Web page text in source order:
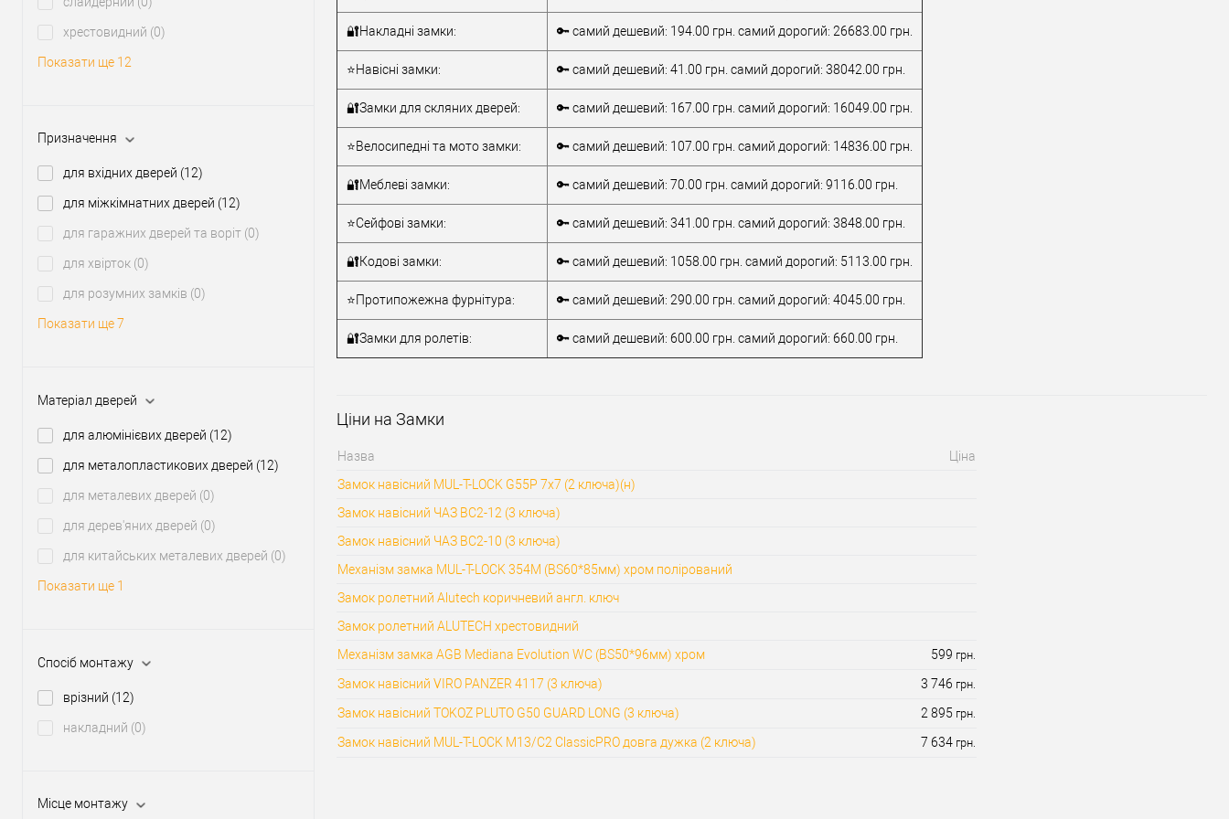
хрестовидний (0)
Показати ще 12
Призначення
для вхідних дверей (12)
для міжкімнатних дверей (12)
для гаражних дверей та воріт (0)
для хвірток (0)
для розумних замків (0)
Показати ще 7
Матеріал дверей
для алюмінієвих дверей (12)
для металопластикових дверей (12)
для металевих дверей (0)
для дерев'яних дверей (0)
для китайських металевих дверей (0)
Показати ще 1
Спосіб монтажу
врізний (12)
накладний (0)
Місце монтажу
Виробник
VHS
Тип товару
Матеріал дверей
для
дверей /для
алюмінієвих
дверей
Країна виробник
Туреччина
Міжосьова
відстань
Виробник
VHS
Тип товару
Врізний замок
Матеріал дверей
для
металопластикових
дверей /для
алюмінієвих
дверей
Країна виробник
Туреччина
Міжосьова
відстань
85 мм
Виробник
Тип товару
Врізний замок
Матеріал дверей
металопластикових
дверей
Країна виробник
Міжосьова
відстань
🔐Накладні замки: 🔑 самий дешевий: 194.00 грн. самий дорогий: 26683.00 грн.
⭐Навісні замки: 🔑 самий дешевий: 41.00 грн. самий дорогий: 38042.00 грн.
🔐Замки для скляних дверей: 🔑 самий дешевий: 167.00 грн. самий дорогий: 16049.00 грн.
⭐Велосипедні та мото замки: 🔑 самий дешевий: 107.00 грн. самий дорогий: 14836.00 грн.
🔐Меблеві замки: 🔑 самий дешевий: 70.00 грн. самий дорогий: 9116.00 грн.
⭐Сейфові замки: 🔑 самий дешевий: 341.00 грн. самий дорогий: 3848.00 грн.
🔐Кодові замки: 🔑 самий дешевий: 1058.00 грн. самий дорогий: 5113.00 грн.
⭐Протипожежна фурнітура: 🔑 самий дешевий: 290.00 грн. самий дорогий: 4045.00 грн.
🔐Замки для ролетів: 🔑 самий дешевий: 600.00 грн. самий дорогий: 660.00 грн.
Ціни на Замки
Назва
Ціна
Замок навісний MUL-T-LOCK G55P 7x7 (2 ключа)(н)
Замок навісний ЧАЗ ВС2-12 (3 ключа)
Замок навісний ЧАЗ ВС2-10 (3 ключа)
Механізм замка MUL-T-LOCK 354M (BS60*85мм) хром полірований
Замок ролетний Alutech коричневий англ. ключ
Замок ролетний ALUTECH хрестовидний
Механізм замка AGB Mediana Evolution WC (BS50*96мм) хром
599 грн.
Замок навісний VIRO PANZER 4117 (3 ключа) 3 746 грн.
Замок навісний TOKOZ PLUTO G50 GUARD LONG (3 ключа) 2 895 грн.
Замок навісний MUL-T-LOCK M13/C2 ClassicPRO довга дужка (2 ключа) 7 634 грн.